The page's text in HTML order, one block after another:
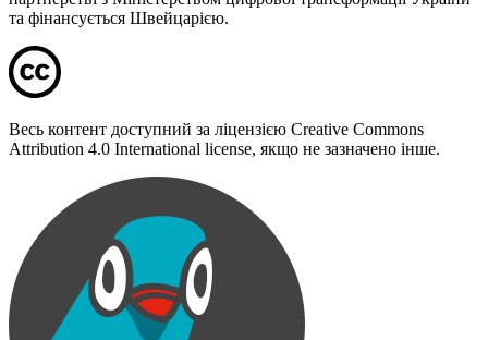
та фінансується Швейцарією.
Весь контент доступний за ліцензією Creative Commons
Attribution 4.0 International license, якщо не зазначено інше.